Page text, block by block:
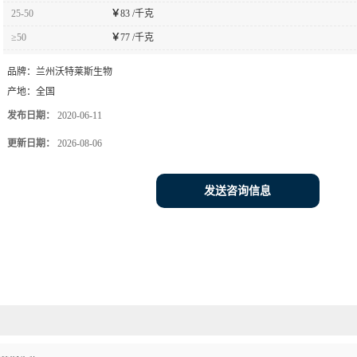
25-50 ￥83 /千克
≥50 ￥77 /千克
品牌： 兰州沃特莱斯生物
产地： 全国
发布日期： 2020-06-11
更新日期： 2026-08-06
发送咨询信息